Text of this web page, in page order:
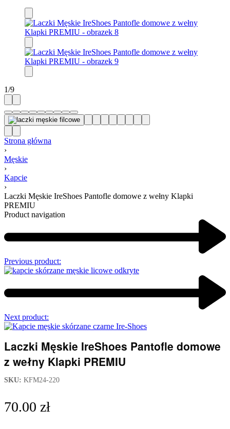
1/9
Strona główna
›
Męskie
›
Kapcie
›
Laczki Męskie IreShoes Pantofle domowe z wełny Klapki
PREMIU
Product navigation
Previous product:
Next product:
Laczki Męskie IreShoes Pantofle domowe
z wełny Klapki PREMIU
SKU: KFM24-220
70.00 zł